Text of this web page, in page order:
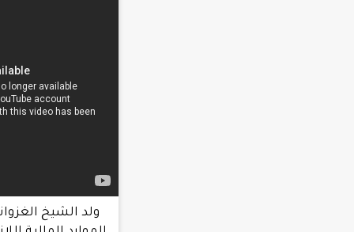
ولد الشيخ الغزواني : الحكومة عبأت